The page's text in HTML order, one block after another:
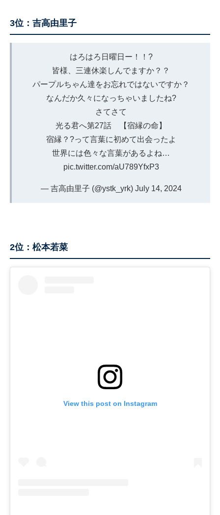
3位：吉高由里子
はろはろ日曜日ー！！?
皆様、三連休楽しんでますか？？
パープルちゃん達をお忘れではないですか？
なんだか久々になっちゃいましたね?
さてさて
光る君へ第27話 【宿縁の命】
宿縁？?って言葉に初めて出会ったよ
世界には色々な言葉があるよね…
pic.twitter.com/aU789YfxP3
— 吉高由里子 (@ystk_yrk) July 14, 2024
2位：松本若菜
View this post on Instagram